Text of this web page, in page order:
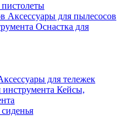
Аксессуары для пылесосов
Оснастка для
для тележек
Кейсы,